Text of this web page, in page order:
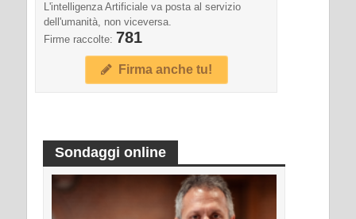
L'intelligenza Artificiale va posta al servizio
dell'umanità, non viceversa.
Firme raccolte: 781
Firma anche tu!
Sondaggi online